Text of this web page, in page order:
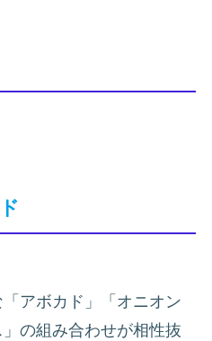
「アボカド」「オニオン
の組み合わせが相性抜